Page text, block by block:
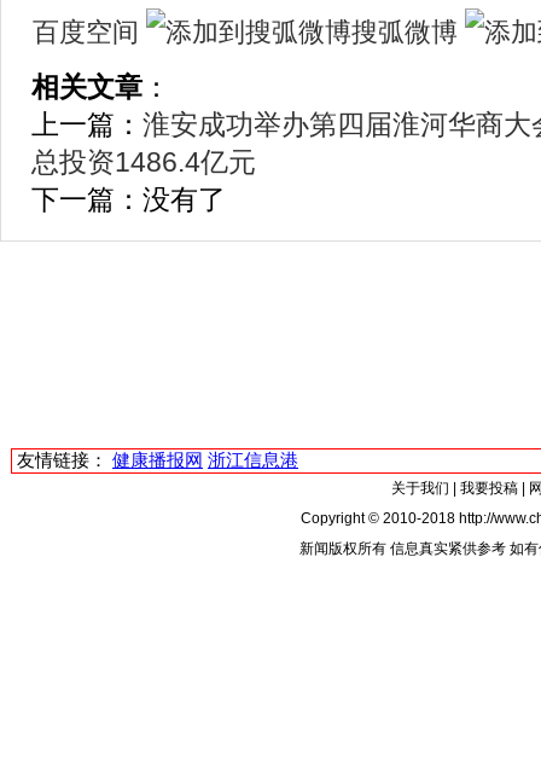
百度空间
搜弧微博
相关文章 ：
上一篇： 淮安成功举办第四届淮河华商
总投资1486.4亿元
下一篇：没有了
友情链接： 健康播报网 浙江信息港
关于我们 我要投稿|
Copyright © 2010-2018 http://
新闻版权所有 信息真实紧供参考 如